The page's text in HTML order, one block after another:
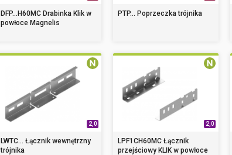
DFP...H60MC Drabinka Klik w
powłoce Magnelis
PTP... Poprzeczka trójnika
2,0
LWTC... Łącznik wewnętrzny
trójnika
2,0
LPF1CH60MC Łącznik
przejściowy KLIK w powłoce